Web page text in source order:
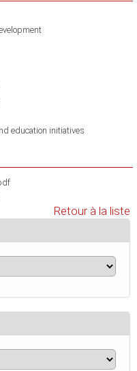
education initiatives
Retour à la liste